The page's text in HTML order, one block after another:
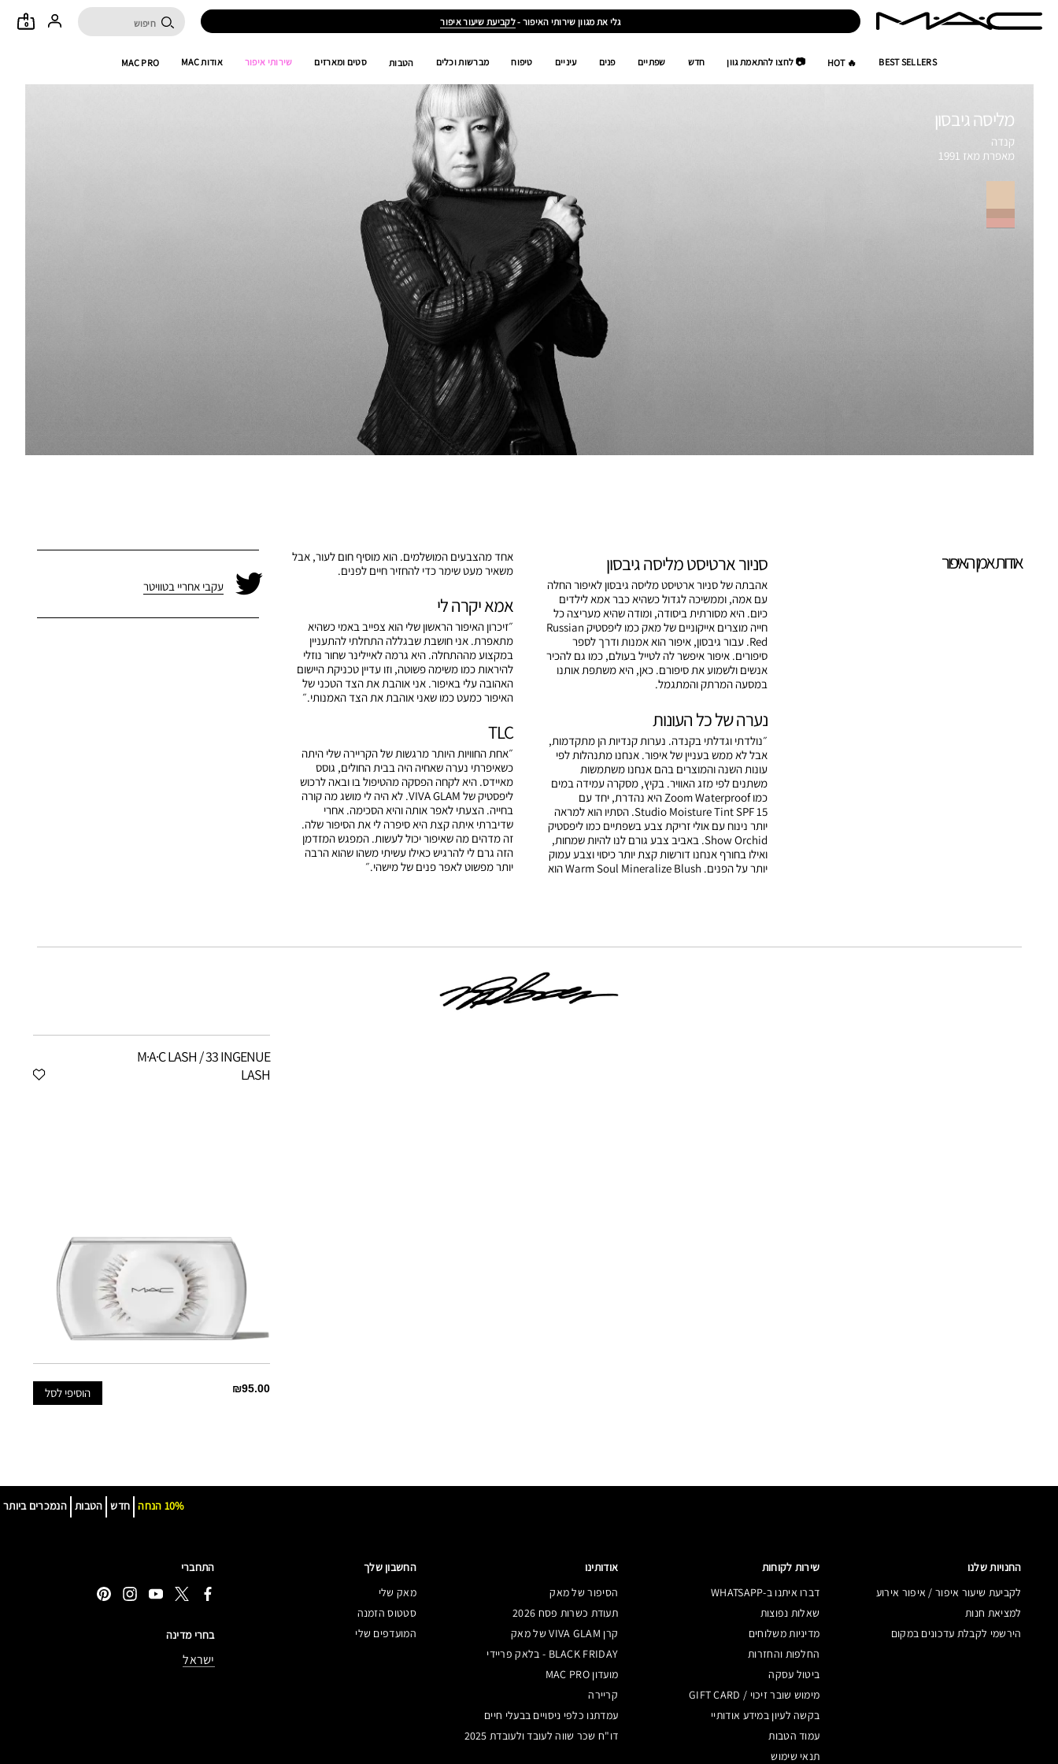
גלי את מגוון שירותי האיפור -לקביעת שיעור איפור 0
BEST SELLERS
🔥 HOT 📷 לחצו להתאמת גוון חדש שפתיים פנים עיניים טיפוח מברשות וכלים הטבות סטים ומארזים שירותי איפור אודות MAC MAC PRO
אמני האיפור שלנו סרטונים
מליסה גיבסון
קנדה
מאפרת מאז 1991
אודות אמן האיפור סניור ארטיסט מליסה גיבסון
אהבתה של סניור ארטיסט מליסה גיבסון לאיפור החלה
עם אמה, וממשיכה לגדול כשהיא כבר אמא לילדים
כיום. היא מסורתית ביסודה, ומודה שהיא מעריצה כל
חייה מוצרים אייקוניים של מאק כמו ליפסטיק Russian
Red. עבור גיבסון, איפור הוא אמנות ודרך לספר
סיפורים. איפור איפשר לה לטייל בעולם, כמו גם להכיר
אנשים ולשמוע את סיפורם. כאן, היא משתפת אותנו
במסעה המרתק והמתגמל.
נערה של כל העונות
״נולדתי וגדלתי בקנדה. נערות קנדיות הן מתקדמות,
אבל לא ממש בעניין של איפור. אנחנו מתנהלות לפי
עונות השנה והמוצרים בהם אנחנו משתמשות
משתנים לפי מזג האוויר. בקיץ, מסקרה עמידה במים
כמו Zoom Waterproof היא נהדרת, יחד עם
Studio Moisture Tint SPF 15. הסתיו הוא למראה
יותר נינוח עם אולי זריקת צבע בשפתיים כמו ליפסטיק
Show Orchid. באביב צבע גורם לנו להיות שמחות,
ואילו בחורף אנחנו דורשות קצת יותר כיסוי וצבע עמוק
יותר על הפנים. Warm Soul Mineralize Blush הוא
אחד מהצבעים המושלמים. הוא מוסיף חום לעור, אבל
משאיר מעט שימר כדי להחזיר חיים לפנים.
אמא יקרה לי
״זיכרון האיפור הראשון שלי הוא צפייב באמי כשהיא
מתאפרת. אני חושבת שבגללה התחלתי להתעניין
במקצוע מההתחלה. היא גרמה לאיילינר שחור נוזלי
להיראות כמו משימה פשוטה, וזו עדיין טכניקת היישום
האהובה עלי באיפור. אני אוהבת את הצד הטכני של
האיפור כמעט כמו שאני אוהבת את הצד האמנותי.״
TLC
״אחת החוויות היותר מרגשות של הקריירה שלי היתה
כשאיפרתי נערה שאחיה היה בבית החולים, גוסס
מאיידס. היא לקחה הפסקה מהטיפול בו ובאה לרכוש
ליפסטיק של VIVA GLAM. לא היה לי מושג מה קורה
בחייה. הצעתי לאפר אותה והיא הסכימה. אחרי
שדיברתי איתה קצת היא סיפרה לי את הסיפור שלה.
זה מדהים מה שאיפור יכול לעשות. המפגש המזדמן
הזה גרם לי להרגיש כאילו עשיתי משהו שהוא הרבה
יותר מפשוט לאפר פנים של מישהי.״
עקבי אחריי בטוויטר
M·A·C LASH / 33 INGENUE
LASH
₪95.00 הוסיפי לסל
הנמכרים ביותר הטבות חדש 10% הנחה
החנויות שלנו
לקביעת שיעור איפור / איפור אירוע
למציאת חנות
הירשמי לקבלת עדכונים במקום
שירות לקוחות
דברו איתנו ב-WHATSAPP
שאלות נפוצות
מדיניות משלוחים
החלפות והחזרות
ביטול עסקה
מימוש שובר זיכוי / GIFT CARD
בקשה לעיון במידע אודותיי
עמוד הטבות
תנאי שימוש
אודותינו
הסיפור של מאק
תעודת כשרות פסח 2026
קרן VIVA GLAM של מאק
BLACK FRIDAY - בלאק פריידי
מועדון MAC PRO
קריירה
עמדתנו כלפי ניסויים בבעלי חיים
דו"ח שכר שווה לעובד ולעובדת 2025
החשבון שלך
מאק שלי
סטטוס הזמנה
המועדפים שלי
התחברי
בחרי מדינה
ישראל